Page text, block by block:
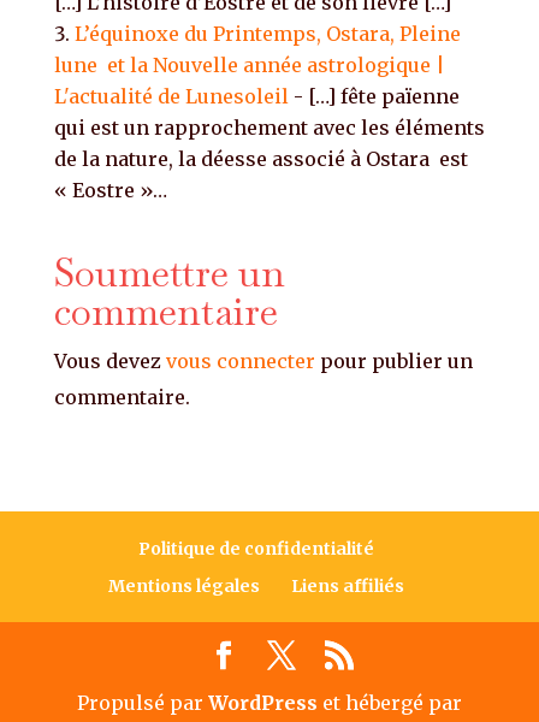
L’équinoxe du Printemps, Ostara, Pleine
lune et la Nouvelle année astrologique |
L'actualité de Lunesoleil - […] fête païenne
qui est un rapprochement avec les éléments
de la nature, la déesse associé à Ostara est
« Eostre »…
Soumettre un
commentaire
Vous devez vous connecter pour publier un
commentaire.
Politique de confidentialité
Mentions légales
Liens affiliés
Propulsé par WordPress et hébergé par